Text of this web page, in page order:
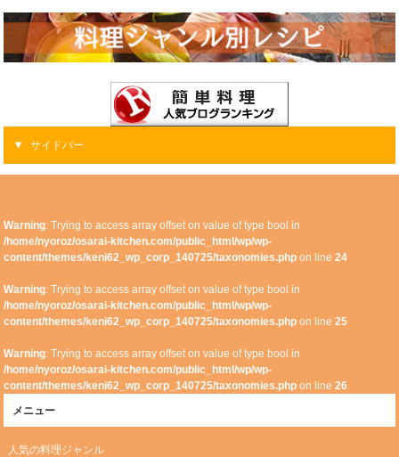
サイドバー
Warning: Trying to access array offset on value of type bool in
/home/nyoroz/osarai-kitchen.com/public_html/wp/wp-
content/themes/keni62_wp_corp_140725/taxonomies.php on line24
Warning: Trying to access array offset on value of type bool in
/home/nyoroz/osarai-kitchen.com/public_html/wp/wp-
content/themes/keni62_wp_corp_140725/taxonomies.php on line25
Warning: Trying to access array offset on value of type bool in
/home/nyoroz/osarai-kitchen.com/public_html/wp/wp-
content/themes/keni62_wp_corp_140725/taxonomies.php on line26
メニュー
人気の料理ジャンル